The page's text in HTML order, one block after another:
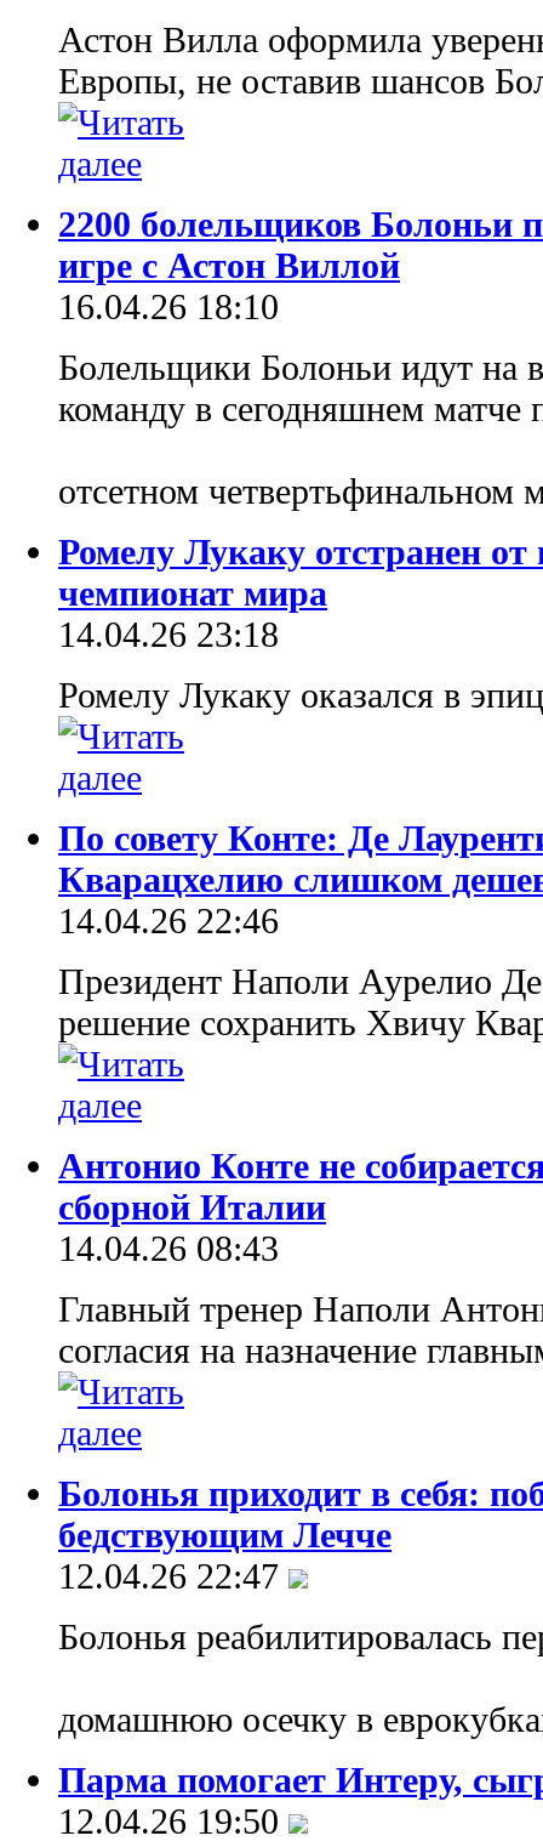
Астон Вилла оформила
Европы, не оставив шансов
2200 болельщиков Болоньи
игре с Астон Виллой
16.04.26 18:10
Болельщики Болоньи идут на
команду в сегодняшнем
отсетном
Ромелу Лукаку отстранен
чемпионат мира
14.04.26 23:18
Ромелу Лукаку оказался в
По совету Конте: Де
Кварацхелию слишком
14.04.26 22:46
Президент Наполи Аурелио
решение сохранить Хвичу
Антонио Конте не
сборной Италии
14.04.26 08:43
Главный тренер Наполи
согласия на назначение
Болонья приходит в себя:
бедствующим Лечче
12.04.26 22:47
Болонья реабилитировалась
домашнюю осечку в
Парма помогает Интеру,
12.04.26 19:50